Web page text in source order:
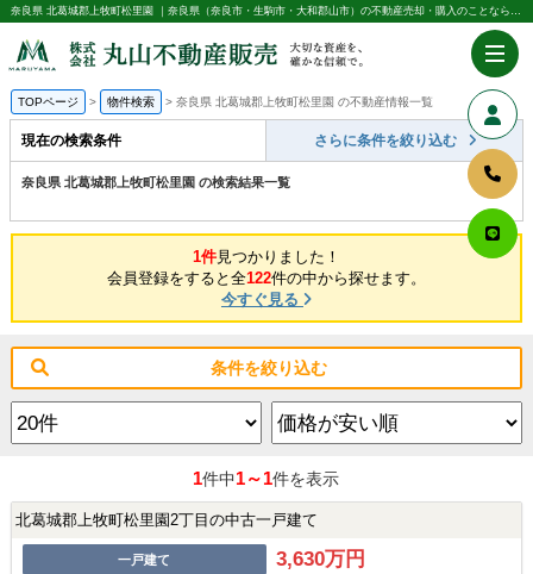
奈良県 北葛城郡上牧町松里園 ｜奈良県（奈良市・生駒市・大和郡山市）の不動産売却・購入のことなら株式会社丸山不動産販売
TOPページ 物件検索 奈良県 北葛城郡上牧町松里園 の不動産情報一覧
現在の検索条件 さらに条件を絞り込む
奈良県 北葛城郡上牧町松里園 の検索結果一覧
1件見つかりました！
会員登録をすると全122件の中から探せます。
今すぐ見る
条件を絞り込む
1件中1～1件を表示
北葛城郡上牧町松里園2丁目の中古一戸建て
一戸建て 3,630万円